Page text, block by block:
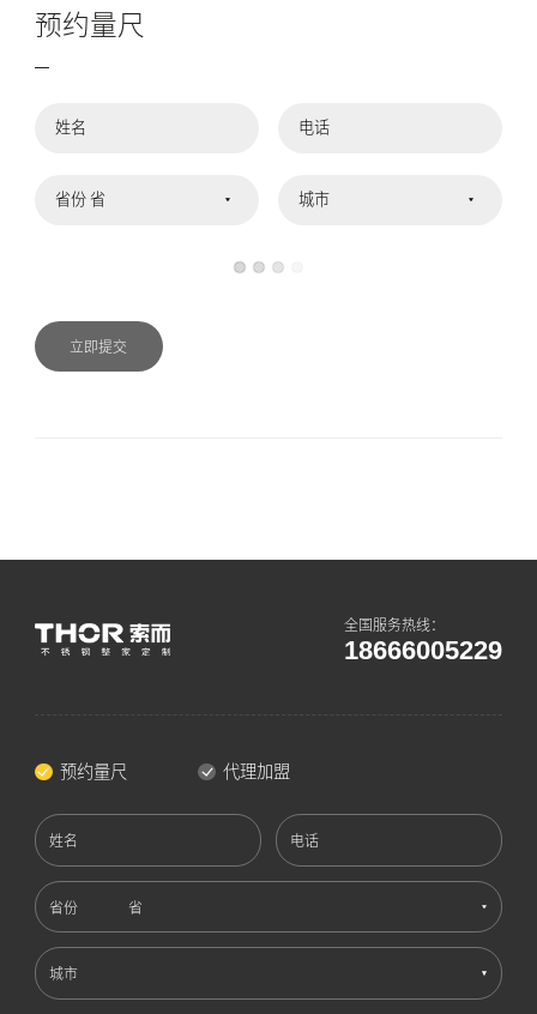
预约量尺
姓名 电话
省份 城市
立即提交
全国服务热线：
18666005229
预约量尺 代理加盟
姓名 电话
省份
城市